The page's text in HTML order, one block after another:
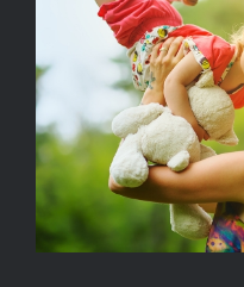
Larger
Image